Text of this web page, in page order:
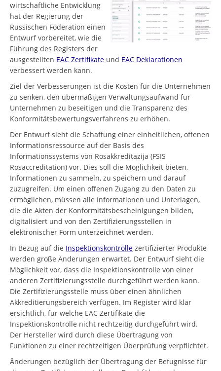
wirtschaftliche Entwicklung
hat der Regierung der
Russischen Föderation einen
Entwurf vorbereitet, wie die
Führung des Registers der
ausgestellten EAC Zertifikate und EAC Deklarationen
verbessert werden kann.
Ziel der Verbesserungen ist die Kosten für die Unternehmen
zu senken, den übermäßigen Verwaltungsaufwand für
Unternehmen zu beseitigen und die Transparenz des
Konformitätsbewertungsverfahrens zu erhöhen.
Der Entwurf sieht die Schaffung einer einheitlichen, offenen
Informationsressource auf der Basis des
Informationssystems von Rosakkreditazija (FSIS
Rosaccreditation) vor. Dies soll die Möglichkeit bieten,
Informationen zu sammeln, zu speichern und darauf
zuzugreifen. Um einen offenen Zugang zu den Daten zu
ermöglichen, müssen alle Informationen und Unterlagen,
die die Akten der Konformitätsbescheinigungen bilden,
digitalisiert und von den Zertifizierungsstellen in
elektronischer Form unterzeichnet werden.
In Bezug auf die Inspektionskontrolle zertifizierter Produkte
werden große Änderungen erwartet. Der Entwurf sieht die
Möglichkeit vor, dass die Inspektionskontrolle von einer
anderen Zertifizierungsstelle durchgeführt werden kann.
Die Zertifizierungsstelle muss über einen ähnlichen
Akkreditierungsbereich verfügen. Im Register wird klar
ersichtlich, für welche EAC Zertifikate die
Inspektionskontrolle nicht rechtzeitig durchgeführt wird.
Der Hersteller wird durch diese Übertragung von
Funktionen zu einer rechtzeitigen Überprüfung verpflichtet.
Änderungen bezüglich der Übertragung der Befugnisse für